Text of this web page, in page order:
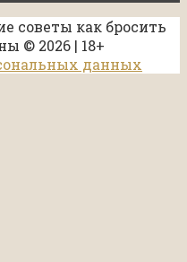
советы как бросить
© 2026 | 18+
данных